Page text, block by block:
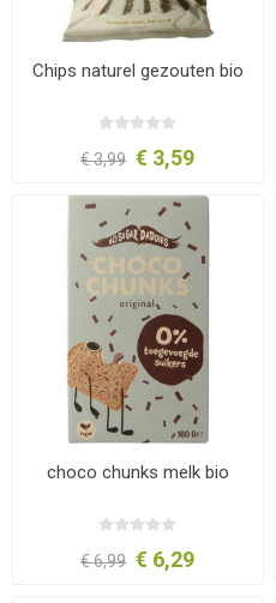
Chips naturel gezouten bio
€ 3,99 € 3,59
choco chunks melk bio
€ 6,99 € 6,29